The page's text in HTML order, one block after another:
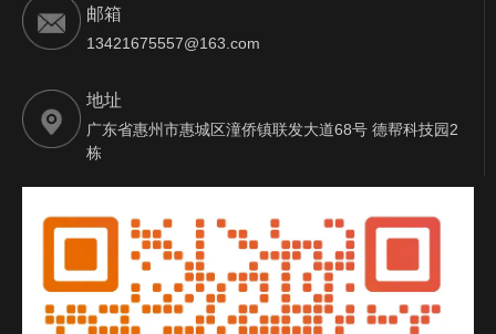
邮箱
13421675557@163.com
地址
广东省惠州市惠城区潼侨镇联发大道68号 德帮科技园2
栋